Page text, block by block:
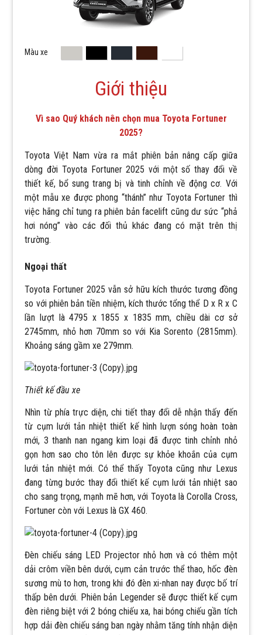
Màu xe
Giới thiệu
Vì sao Quý khách nên chọn mua Toyota Fortuner
2025?
Toyota Việt Nam vừa ra mắt phiên bản nâng cấp giữa
dòng đời Toyota Fortuner 2025 với một số thay đổi về
thiết kế, bổ sung trang bị và tinh chỉnh về động cơ. Với
một mẫu xe được phong “thánh” như Toyota Fortuner thì
việc hãng chỉ tung ra phiên bản facelift cũng dư sức “phả
hơi nóng” vào các đối thủ khác đang có mặt trên thị
trường.
Ngoại thất
Toyota Fortuner 2025 vẫn sở hữu kích thước tương đồng
so với phiên bản tiền nhiệm, kích thước tổng thể D x R x C
lần lượt là 4795 x 1855 x 1835 mm, chiều dài cơ sở
2745mm, nhỏ hơn 70mm so với Kia Sorento (2815mm).
Khoảng sáng gầm xe 279mm.
Thiết kế đầu xe
Nhìn từ phía trực diện, chi tiết thay đổi dễ nhận thấy đến
từ cụm lưới tản nhiệt thiết kế hình lượn sóng hoàn toàn
mới, 3 thanh nan ngang kim loại đã được tinh chỉnh nhỏ
gọn hơn sao cho tôn lên được sự khỏe khoắn của cụm
lưới tản nhiệt mới. Có thể thấy Toyota cũng như Lexus
đang từng bước thay đổi thiết kế cụm lưới tản nhiệt sao
cho sang trọng, mạnh mẽ hơn, với Toyota là Corolla Cross,
Fortuner còn với Lexus là GX 460.
Đèn chiếu sáng LED Projector nhỏ hơn và có thêm một
dải crôm viền bên dưới, cụm cản trước thể thao, hốc đèn
sương mù to hơn, trong khi đó đèn xi-nhan nay được bố trí
thấp bên dưới. Phiên bản Legender sẽ được thiết kế cụm
đèn riêng biệt với 2 bóng chiếu xa, hai bóng chiếu gần tích
hợp dải đèn chiếu sáng ban ngày nhằm tăng tính nhận diện